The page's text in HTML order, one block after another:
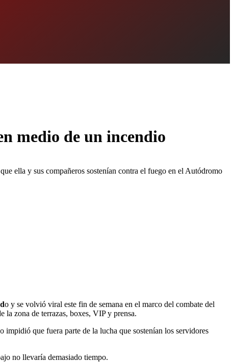
medio de un incendio
ella y sus compañeros sostenían contra el fuego en el Autódromo
o y se volvió viral este fin de semana en el marco del combate del
la zona de terrazas, boxes, VIP y prensa.
impidió que fuera parte de la lucha que sostenían los servidores
no llevaría demasiado tiempo.